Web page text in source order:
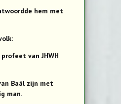
hem met
van JHWH
Baäl zijn met
man.